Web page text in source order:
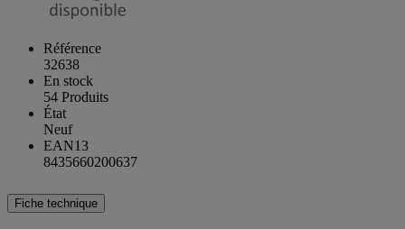
Référence
32638
En stock
54 Produits
État
Neuf
EAN13
8435660200637
Fiche technique